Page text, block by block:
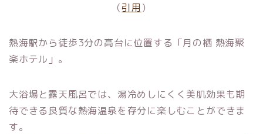
（引用 ）
熱海駅から徒歩3分の高台に位置する「月の栖 熱海聚
楽ホテル」。
大浴場と露天風呂では、湯冷めしにくく美肌効果も期
待できる良質な熱海温泉を存分に楽しむことができま
す。